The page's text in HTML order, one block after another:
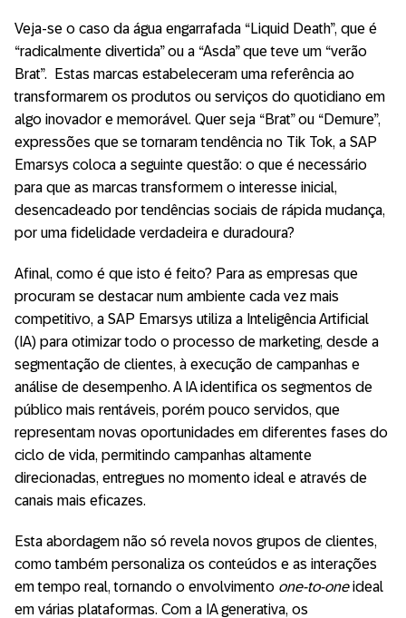
Veja-se o caso da água engarrafada “Liquid Death”, que é
“radicalmente divertida” ou a “Asda” que teve um “verão
Brat”. Estas marcas estabeleceram uma referência ao
transformarem os produtos ou serviços do quotidiano em
algo inovador e memorável. Quer seja “Brat” ou “Demure”,
expressões que se tornaram tendência no Tik Tok, a SAP
Emarsys coloca a seguinte questão: o que é necessário
para que as marcas transformem o interesse inicial,
desencadeado por tendências sociais de rápida mudança,
por uma fidelidade verdadeira e duradoura?
Afinal, como é que isto é feito? Para as empresas que
procuram se destacar num ambiente cada vez mais
competitivo, a SAP Emarsys utiliza a Inteligência Artificial
(IA) para otimizar todo o processo de marketing, desde a
segmentação de clientes, à execução de campanhas e
análise de desempenho. A IA identifica os segmentos de
público mais rentáveis, porém pouco servidos, que
representam novas oportunidades em diferentes fases do
ciclo de vida, permitindo campanhas altamente
direcionadas, entregues no momento ideal e através de
canais mais eficazes.
Esta abordagem não só revela novos grupos de clientes,
como também personaliza os conteúdos e as interações
em tempo real, tornando o envolvimento one-to-oneideal
em várias plataformas. Com a IA generativa, os